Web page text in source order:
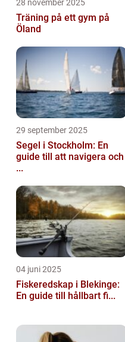
28 november 2025
Träning på ett gym på
Öland
29 september 2025
Segel i Stockholm: En
guide till att navigera och
...
04 juni 2025
Fiskeredskap i Blekinge:
En guide till hållbart fi...